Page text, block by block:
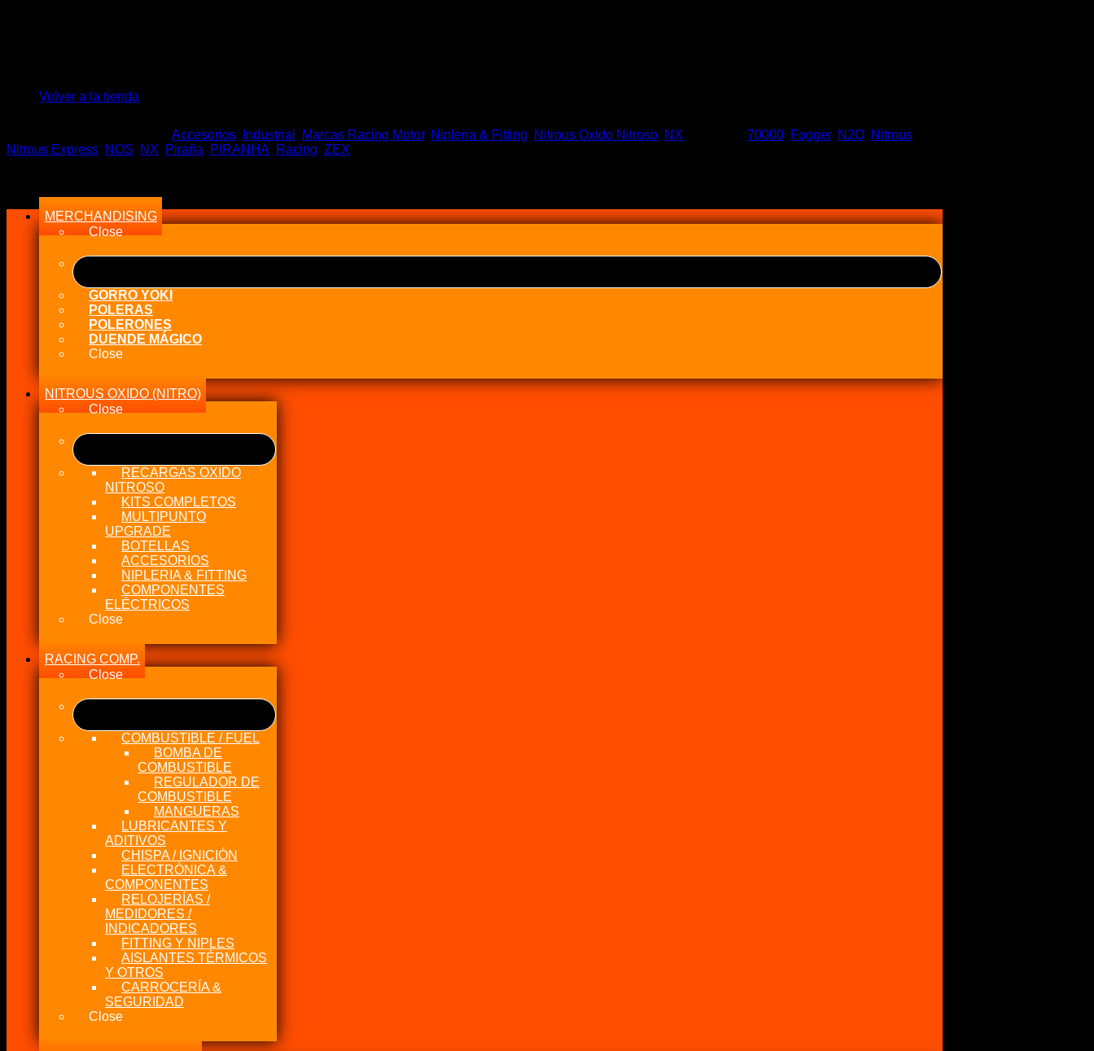
Volver a la tienda
era:
es:
Sin existencias
Accesorios Industrial Marcas Racing Motor, Nipleria & Fitting Nitrous Oxido Nitroso NX 70000 Fogger, N2O Nitrous
Nitrous Express NOS NX Piraña PIRANHA Racing ZEX
MERCHANDISING
Close
GORRO YOKI
POLERAS
POLERONES
DUENDE MÁGICO
Close
NITROUS OXIDO (NITRO)
Close
RECARGAS OXIDO
NITROSO
KITS COMPLETOS
MULTIPUNTO
UPGRADE
BOTELLAS
ACCESORIOS
NIPLERIA & FITTING
COMPONENTES
ELÉCTRICOS
Close
RACING COMP.
Close
COMBUSTIBLE / FUEL
BOMBA DE
COMBUSTIBLE
REGULADOR DE
COMBUSTIBLE
MANGUERAS
LUBRICANTES Y
ADITIVOS
CHISPA / IGNICIÓN
ELECTRÓNICA &
COMPONENTES
RELOJERÍAS /
MEDIDORES /
INDICADORES
FITTING Y NIPLES
AISLANTES TÉRMICOS
Y OTROS
CARROCERÍA &
SEGURIDAD
Close